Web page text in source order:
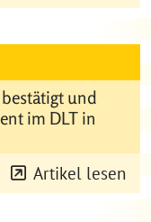
und
im DLT in
Artikel lesen